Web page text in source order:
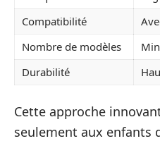
Compatibilité
Nombre de modèles
Durabilité
Cette approche
seulement aux enfants